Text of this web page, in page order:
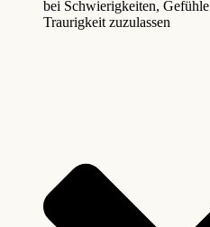
bei Schwierigkeiten,
Traurigkeit zuzulassen